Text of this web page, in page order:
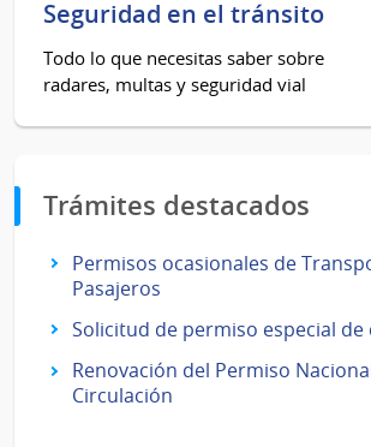
Seguridad en el tránsito
Todo lo que necesitas saber sobre
radares, multas y seguridad vial
Trámites destacados
Permisos ocasionales de
Pasajeros
Solicitud de permiso especial de
Renovación del Permiso
Circulación